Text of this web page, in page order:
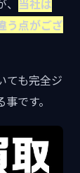
当社は
う点がござ
ても完全ジ
です。